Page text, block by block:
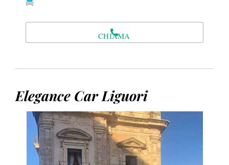
CHIAMA
Elegance Car Liguori